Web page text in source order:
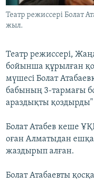
Театр режиссері Болат
жыл.
Театр режиссері,
бойынша құрылған
мүшесі Болат
бабының 3-тармағы
араздықты
Болат Атабев кеше
оған Алматыдан
жаздырып алған.
Болат Атабаевты